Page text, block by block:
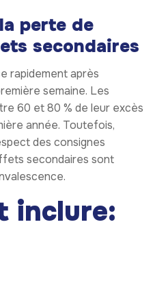
perte de
secondaires
rapidement après
semaine. Les
60 et 80 % de leur excès
année. Toutefois,
des consignes
secondaires sont
inclure: